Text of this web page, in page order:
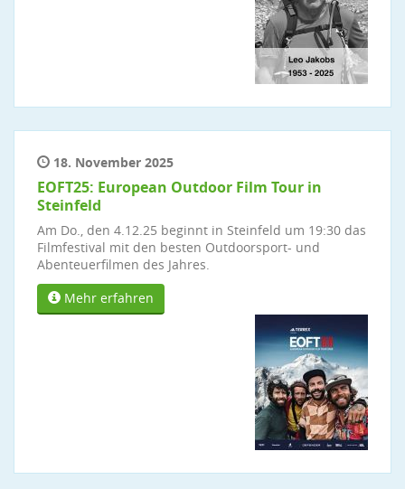
18. November 2025
EOFT25: European Outdoor Film Tour in
Steinfeld
Am Do., den 4.12.25 beginnt in Steinfeld um 19:30 das
Filmfestival mit den besten Outdoorsport- und
Abenteuerfilmen des Jahres.
Mehr erfahren